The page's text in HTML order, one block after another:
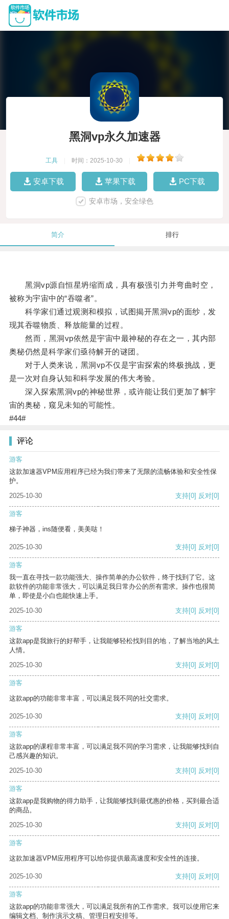
黑洞vp永久加速器
工具 时间：2025-10-30
安卓下载 苹果下载 PC下载
安卓市场，安全绿色
简介 排行
黑洞vp源自恒星坍缩而成，具有极强引力并弯曲时空，
被称为宇宙中的“吞噬者”。
科学家们通过观测和模拟，试图揭开黑洞vp的面纱，发
现其吞噬物质、释放能量的过程。
然而，黑洞vp依然是宇宙中最神秘的存在之一，其内部
奥秘仍然是科学家们亟待解开的谜团。
对于人类来说，黑洞vp不仅是宇宙探索的终极挑战，更
是一次对自身认知和科学发展的伟大考验。
深入探索黑洞vp的神秘世界，或许能让我们更加了解宇
宙的奥秘，窥见未知的可能性。
#44#
评论
游客
这款加速器VPM应用程序已经为我们带来了无限的流畅体验和安全性保
护。
2025-10-30
支持[0] 反对[0]
游客
梯子神器，ins随便看，美美哒！
2025-10-30 支持[0] 反对[0]
游客
我一直在寻找一款功能强大、操作简单的办公软件，终于找到了它。这
款软件的功能非常强大，可以满足我日常办公的所有需求。操作也很简
单，即使是小白也能快速上手。
2025-10-30
支持[0] 反对[0]
游客
这款app是我旅行的好帮手，让我能够轻松找到目的地，了解当地的风土
人情。
2025-10-30
支持[0] 反对[0]
游客
这款app的功能非常丰富，可以满足我不同的社交需求。
2025-10-30 支持[0] 反对[0]
游客
这款app的课程非常丰富，可以满足我不同的学习需求，让我能够找到自
己感兴趣的知识。
2025-10-30
支持[0] 反对[0]
游客
这款app是我购物的得力助手，让我能够找到最优惠的价格，买到最合适
的商品。
2025-10-30
支持[0] 反对[0]
游客
这款加速器VPM应用程序可以给你提供最高速度和安全性的连接。
2025-10-30 支持[0] 反对[0]
游客
这款app的功能非常强大，可以满足我所有的工作需求。我可以使用它来
编辑文档、制作演示文稿、管理日程安排等。